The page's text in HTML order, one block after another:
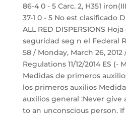
86-4 0 - 5 Carc. 2, H351
37-1 0 - 5 No est clasificado
ALL RED DISPERSIONS
seguridad seg n el Federal
58 / Monday, March 26, 2012
Regulations 11/12/2014 ES (-
Medidas de primeros
los primeros auxilios
auxilios general :Never
to an unconscious person.